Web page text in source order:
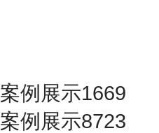
案例展示1669
案例展示8723